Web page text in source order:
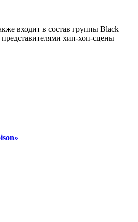
входит в состав группы Black
хип-хоп-сцены